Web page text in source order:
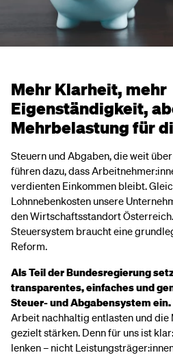
Mehr Klarheit, mehr
Eigenständigkeit,
Mehrbelastung für
Steuern und Abgaben, die weit
führen dazu, dass
verdienten Einkommen bleibt.
Lohnnebenkosten unsere
den Wirtschaftsstandort
Steuersystem braucht eine
Reform.
Als Teil der Bundesregierung
transparentes, einfaches und
Steuer- und Abgabensystem ein.
Arbeit nachhaltig entlasten und
gezielt stärken. Denn für uns ist
lenken – nicht